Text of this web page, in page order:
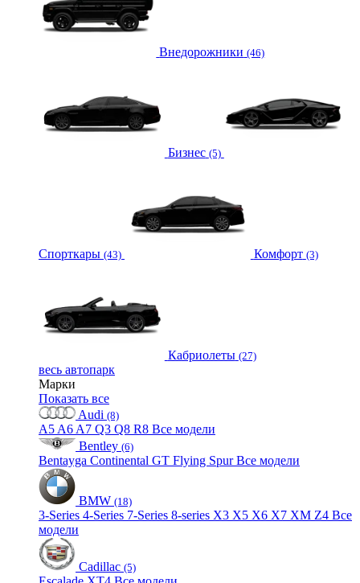
Внедорожники (46)
Бизнес (5)
Спорткары (43) Комфорт (3)
Кабриолеты (27)
весь автопарк
Марки
Показать все
Audi (8)
A5 A6 A7 Q3 Q8 R8 Все модели
Bentley (6)
Bentayga Continental GT Flying SpurВсе модели
BMW (18)
3-Series 4-Series 7-Series 8-series X3 X5 X6 X7 XM Z4 Все
модели
Cadillac (5)